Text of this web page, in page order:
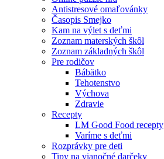
Antistresové omaľovánky
Časopis Smejko
Kam na výlet s deťmi
Zoznam materských škôl
Zoznam základných škôl
Pre rodičov
Bábätko
Tehotenstvo
Výchova
Zdravie
Recepty
LM Good Food recepty
Varíme s deťmi
Rozprávky pre deti
Tipy na vianočné darčeky